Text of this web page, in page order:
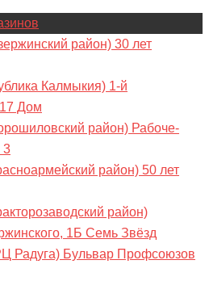
район) 30 лет
Калмыкия) 1-й
Дом
район) Рабоче-
3
район) 50 лет
район)
1Б Семь Звёзд
Радуга) Бульвар Профсоюзов